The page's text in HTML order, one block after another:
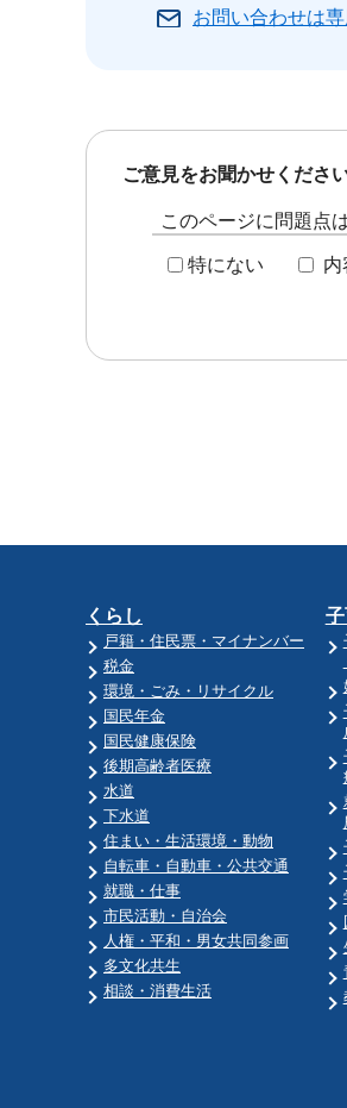
お問い合わせは
ご意見をお聞かせくださ
このページに問題点
特にない 内
くらし
戸籍・住民票・マイナンバー
税金
環境・ごみ・リサイクル
国民年金
国民健康保険
後期高齢者医療
水道
下水道
住まい・生活環境・動物
自転車・自動車・公共交通
就職・仕事
市民活動・自治会
人権・平和・男女共同参画
多文化共生
相談・消費生活